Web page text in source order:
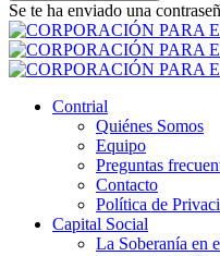
Se te ha enviado una
Contrial
Quiénes Somos
Equipo
Preguntas
Contacto
Política de
Capital Social
La Soberanía en